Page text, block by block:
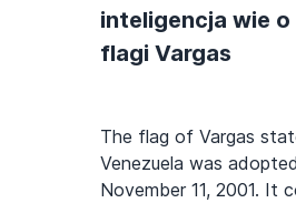
inteligencja wie
flagi Vargas
The flag of Vargas
Venezuela was
November 11, 2001. It